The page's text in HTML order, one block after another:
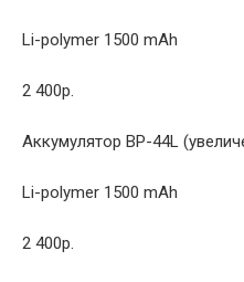
Li-polymer 1500 mAh
2 400р.
Аккумулятор BP-44L
Li-polymer 1500 mAh
2 400р.